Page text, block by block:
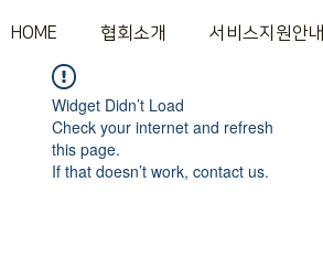
HOME 협회소개 서비스지원안내
Widget Didn’t Load
Check your internet and refresh
this page.
If that doesn’t work, contact us.